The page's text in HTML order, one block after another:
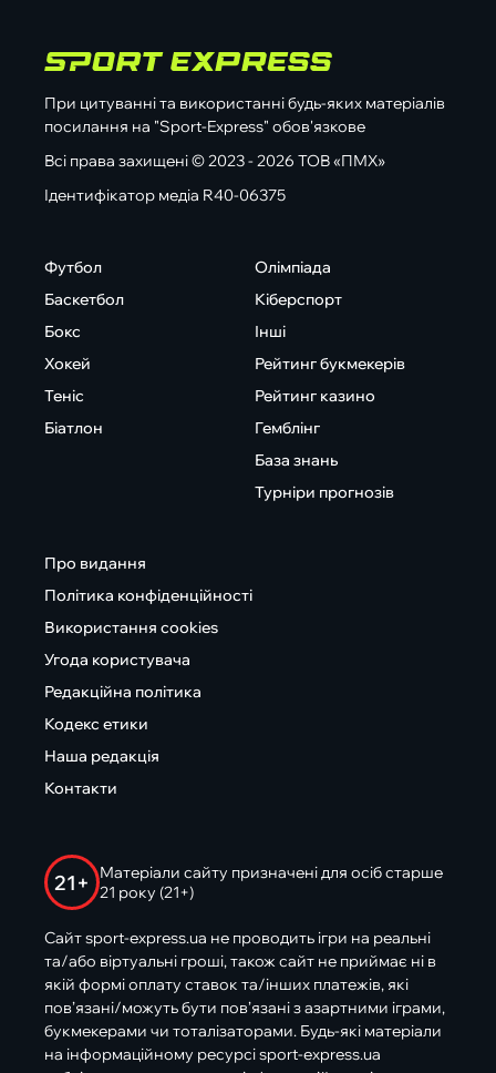
При цитуванні та використанні будь-яких матеріалів
посилання на "Sport-Express" обов'язкове
Всі права захищені © 2023 - 2026 ТОВ «ПМХ»
Ідентифікатор медіа R40-06375
Футбол
Баскетбол
Бокс
Хокей
Теніс
Біатлон
Олімпіада
Кіберспорт
Інші
Рейтинг букмекерів
Рейтинг казино
Гемблінг
База знань
Турніри прогнозів
Про видання
Політика конфіденційності
Використання cookies
Угода користувача
Редакційна політика
Кодекс етики
Наша редакція
Контакти
21+
Матеріали сайту призначені для осіб старше
21 року (21+)
Сайт sport-express.ua не проводить ігри на реальні
та/або віртуальні гроші, також сайт не приймає ні в
якій формі оплату ставок та/інших платежів, які
пов’язані/можуть бути пов’язані з азартними іграми,
букмекерами чи тоталізаторами. Будь-які матеріали
на інформаційному ресурсі sport-express.ua